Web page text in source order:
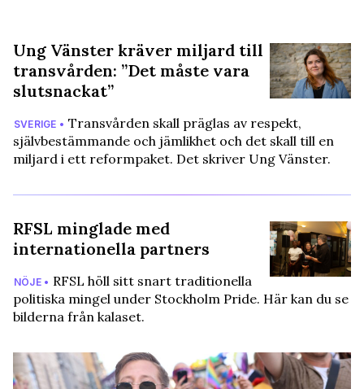
Ung Vänster kräver miljard till
transvården: ”Det måste vara
slutsnackat”
SVERIGE • Transvården skall präglas av respekt,
självbestämmande och jämlikhet och det skall till en
miljard i ett reformpaket. Det skriver Ung Vänster.
RFSL minglade med
internationella partners
NÖJE • RFSL höll sitt snart traditionella
politiska mingel under Stockholm Pride. Här kan du se
bilderna från kalaset.